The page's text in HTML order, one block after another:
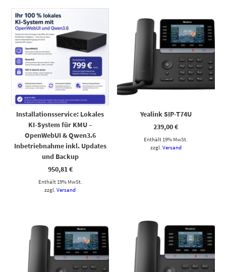
Installationsservice: Lokales
KI-System für KMU –
OpenWebUI & Qwen3.6
Inbetriebnahme inkl. Updates
und Backup
950,81€
Enthält 19% MwSt.
zzgl.Versand
Yealink SIP-T74U
239,00€
Enthält 19% MwSt.
zzgl. Versand